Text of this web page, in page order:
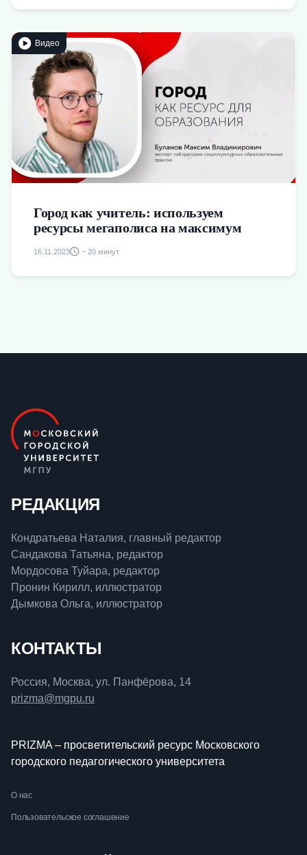
Видео
Город как учитель: используем
ресурсы мегаполиса на максимум
16.11.2023 ~ 20 минут
РЕДАКЦИЯ
Кондратьева Наталия, главный редактор
Сандакова Татьяна, редактор
Мордосова Туйара, редактор
Пронин Кирилл, иллюстратор
Дымкова Ольга, иллюстратор
КОНТАКТЫ
Россия, Москва, ул. Панфёрова, 14
prizma@mgpu.ru
PRIZMA – просветительский ресурс Московского
городского педагогического университета
О нас
Пользовательское соглашение